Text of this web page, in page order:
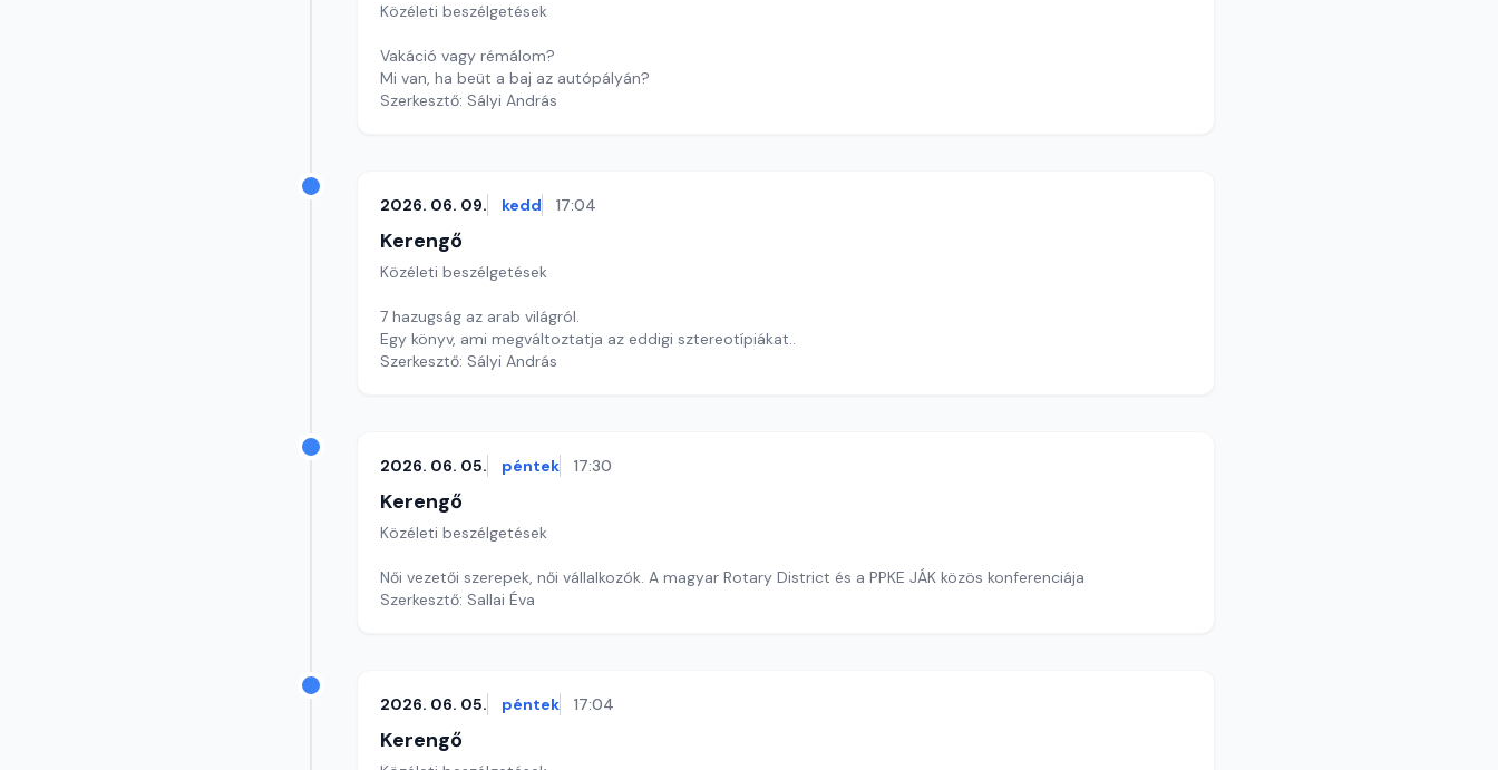
Közéleti beszélgetések
Vakáció vagy rémálom?
Mi van, ha beüt a baj az autópályán?
Szerkesztő: Sályi András
2026. 06. 09. kedd 17:04
Kerengő
Közéleti beszélgetések
7 hazugság az arab világról.
Egy könyv, ami megváltoztatja az eddigi sztereotípiákat..
Szerkesztő: Sályi András
2026. 06. 05. péntek 17:30
Kerengő
Közéleti beszélgetések
Női vezetői szerepek, női vállalkozók. A magyar Rotary District és a PPKE JÁK közös konferenciája
Szerkesztő: Sallai Éva
2026. 06. 05. péntek 17:04
Kerengő